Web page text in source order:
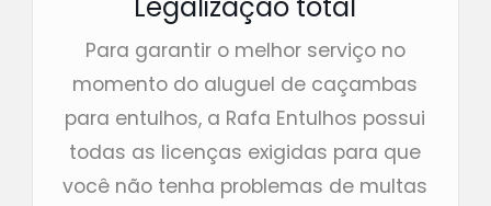
Legalização total
Para garantir o melhor serviço no
momento do aluguel de caçambas
para entulhos, a Rafa Entulhos possui
todas as licenças exigidas para que
você não tenha problemas de multas